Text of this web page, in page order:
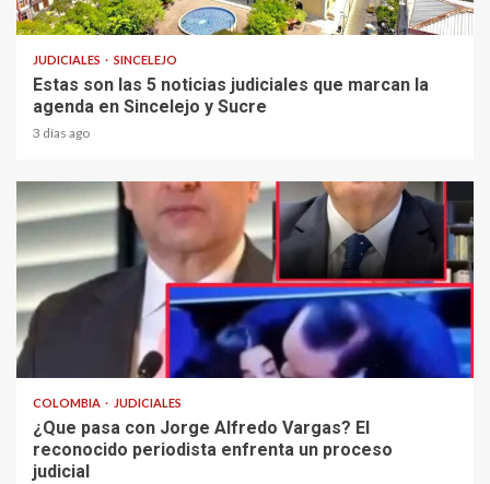
2 min read
JUDICIALES SINCELEJO
Estas son las 5 noticias judiciales que marcan la
agenda en Sincelejo y Sucre
3 días ago
COLOMBIA JUDICIALES
¿Que pasa con Jorge Alfredo Vargas? El
reconocido periodista enfrenta un proceso
judicial